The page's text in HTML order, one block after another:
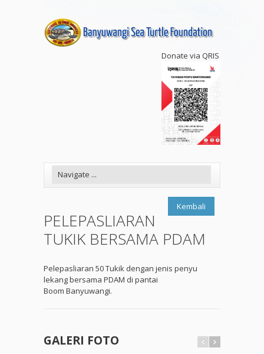
Donate via QRIS
Kembali
PELEPASLIARAN
TUKIK BERSAMA PDAM
Pelepasliaran 50 Tukik dengan jenis penyu
lekang bersama PDAM di pantai
Boom Banyuwangi.
GALERI FOTO